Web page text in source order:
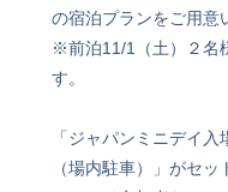
の宿泊プランをご用意
※前泊11/1（土）２名
す。
「ジャパンミニデイ
（場内駐車）」がセッ